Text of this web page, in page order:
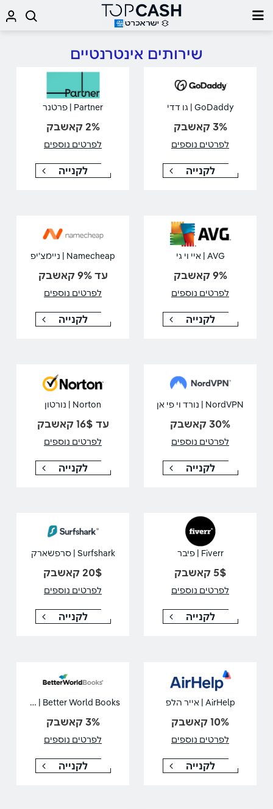
שירותים אינטרנטיים
GoDaddy | גו דדי
3% קאשבק
לפרטים נוספים
לקנייה
Partner | פרטנר
2% קאשבק
לפרטים נוספים
לקנייה
AVG | איי וי גי
9% קאשבק
לפרטים נוספים
לקנייה
Namecheap | ניימצ'יפ
עד 9% קאשבק
לפרטים נוספים
לקנייה
NordVPN | נורד וי פי אן
30% קאשבק
לפרטים נוספים
לקנייה
Norton | נורטון
עד 16$ קאשבק
לפרטים נוספים
לקנייה
Fiverr | פיבר
5$ קאשבק
לפרטים נוספים
לקנייה
Surfshark | סרפשארק
20$ קאשבק
לפרטים נוספים
לקנייה
AirHelp | אייר הלפ
10% קאשבק
לפרטים נוספים
לקנייה
Better World Books | בטר וורלד בוקס
3% קאשבק
לפרטים נוספים
לקנייה